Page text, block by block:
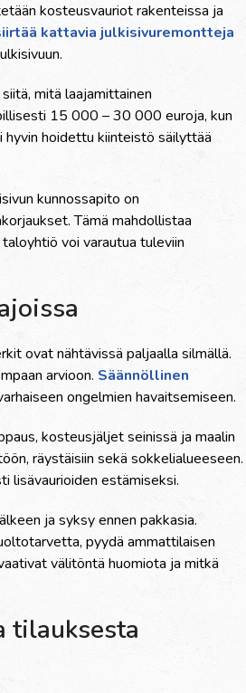
kosteusvauriot rakenteissa ja
kattavia julkisivuremontteja
mitä laajamittainen
15 000 – 30 000 euroja, kun
hyvin hoidettu kiinteistö säilyttää
kunnossapito on
Tämä mahdollistaa
voi varautua tuleviin
ovat nähtävissä paljaalla silmällä.
arvioon. Säännöllinen
ongelmien havaitsemiseen.
kosteusjäljet seinissä ja maalin
räystäisiin sekä sokkelialueeseen.
lisävaurioiden estämiseksi.
ja syksy ennen pakkasia.
pyydä ammattilaisen
välitöntä huomiota ja mitkä
tilauksesta